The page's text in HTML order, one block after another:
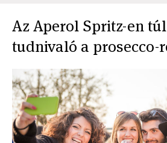
Az Aperol Spritz-en
tudnivaló a prosecco-